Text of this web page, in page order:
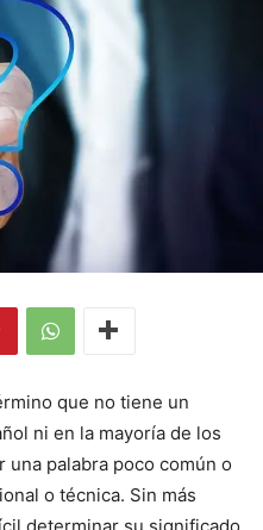
que no tiene un
ni en la mayoría de los
una palabra poco común o
o técnica. Sin más